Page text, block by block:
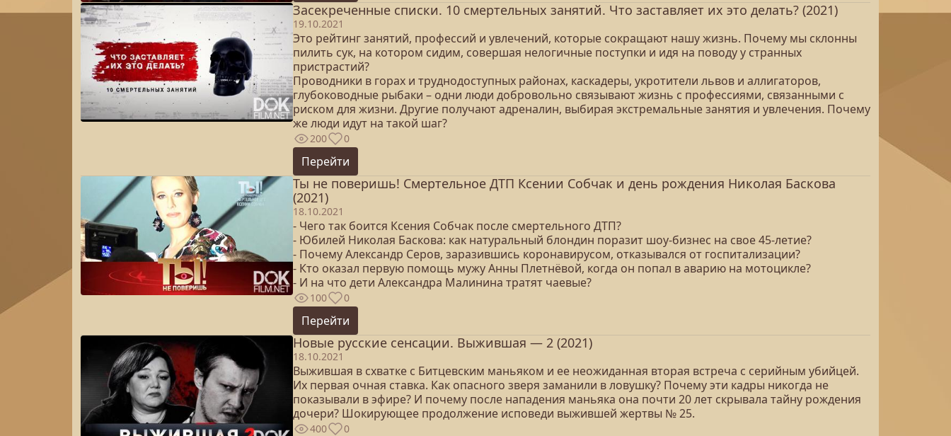
Засекреченные списки. 10 смертельных занятий. Что заставляет их это делать? (2021)
19.10.2021
Это рейтинг занятий, профессий и увлечений, которые сокращают нашу жизнь. Почему мы склонны
пилить сук, на котором сидим, совершая нелогичные поступки и идя на поводу у странных
пристрастий?
Проводники в горах и труднодоступных районах, каскадеры, укротители львов и аллигаторов,
глубоководные рыбаки – одни люди добровольно связывают жизнь с профессиями, связанными с
риском для жизни. Другие получают адреналин, выбирая экстремальные занятия и увлечения. Почему
же люди идут на такой шаг?
200 0
Перейти
Ты не поверишь! Смертельное ДТП Ксении Собчак и день рождения Николая Баскова
(2021)
18.10.2021
- Чего так боится Ксения Собчак после смертельного ДТП?
- Юбилей Николая Баскова: как натуральный блондин поразит шоу-бизнес на свое 45-летие?
- Почему Александр Серов, заразившись коронавирусом, отказывался от госпитализации?
- Кто оказал первую помощь мужу Анны Плетнёвой, когда он попал в аварию на мотоцикле?
- И на что дети Александра Малинина тратят чаевые?
100 0
Перейти
Новые русские сенсации. Выжившая — 2 (2021)
18.10.2021
Выжившая в схватке с Битцевским маньяком и ее неожиданная вторая встреча с серийным убийцей.
Их первая очная ставка. Как опасного зверя заманили в ловушку? Почему эти кадры никогда не
показывали в эфире? И почему после нападения маньяка она почти 20 лет скрывала тайну рождения
дочери? Шокирующее продолжение исповеди выжившей жертвы № 25.
400 0